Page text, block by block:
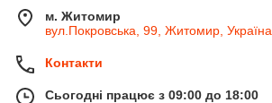
м. Житомир
вул.Покровська, 99, Житомир, Україна
Контакти
Сьогодні працює з 09:00 до 18:00